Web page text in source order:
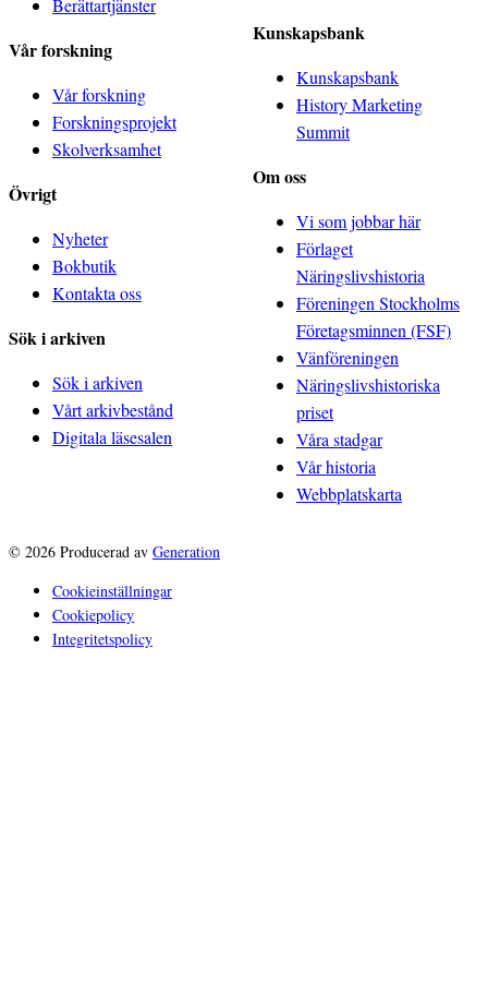
Berättartjänster
Vår forskning
Vår forskning
Forskningsprojekt
Skolverksamhet
Övrigt
Nyheter
Bokbutik
Kontakta oss
Sök i arkiven
Sök i arkiven
Vårt arkivbestånd
Digitala läsesalen
Kunskapsbank
Kunskapsbank
History Marketing
Summit
Om oss
Vi som jobbar här
Förlaget
Näringslivshistoria
Föreningen Stockholms
Företagsminnen (FSF)
Vänföreningen
Näringslivshistoriska
priset
Våra stadgar
Vår historia
Webbplatskarta
© 2026 Producerad av Generation
Cookieinställningar
Cookiepolicy
Integritetspolicy